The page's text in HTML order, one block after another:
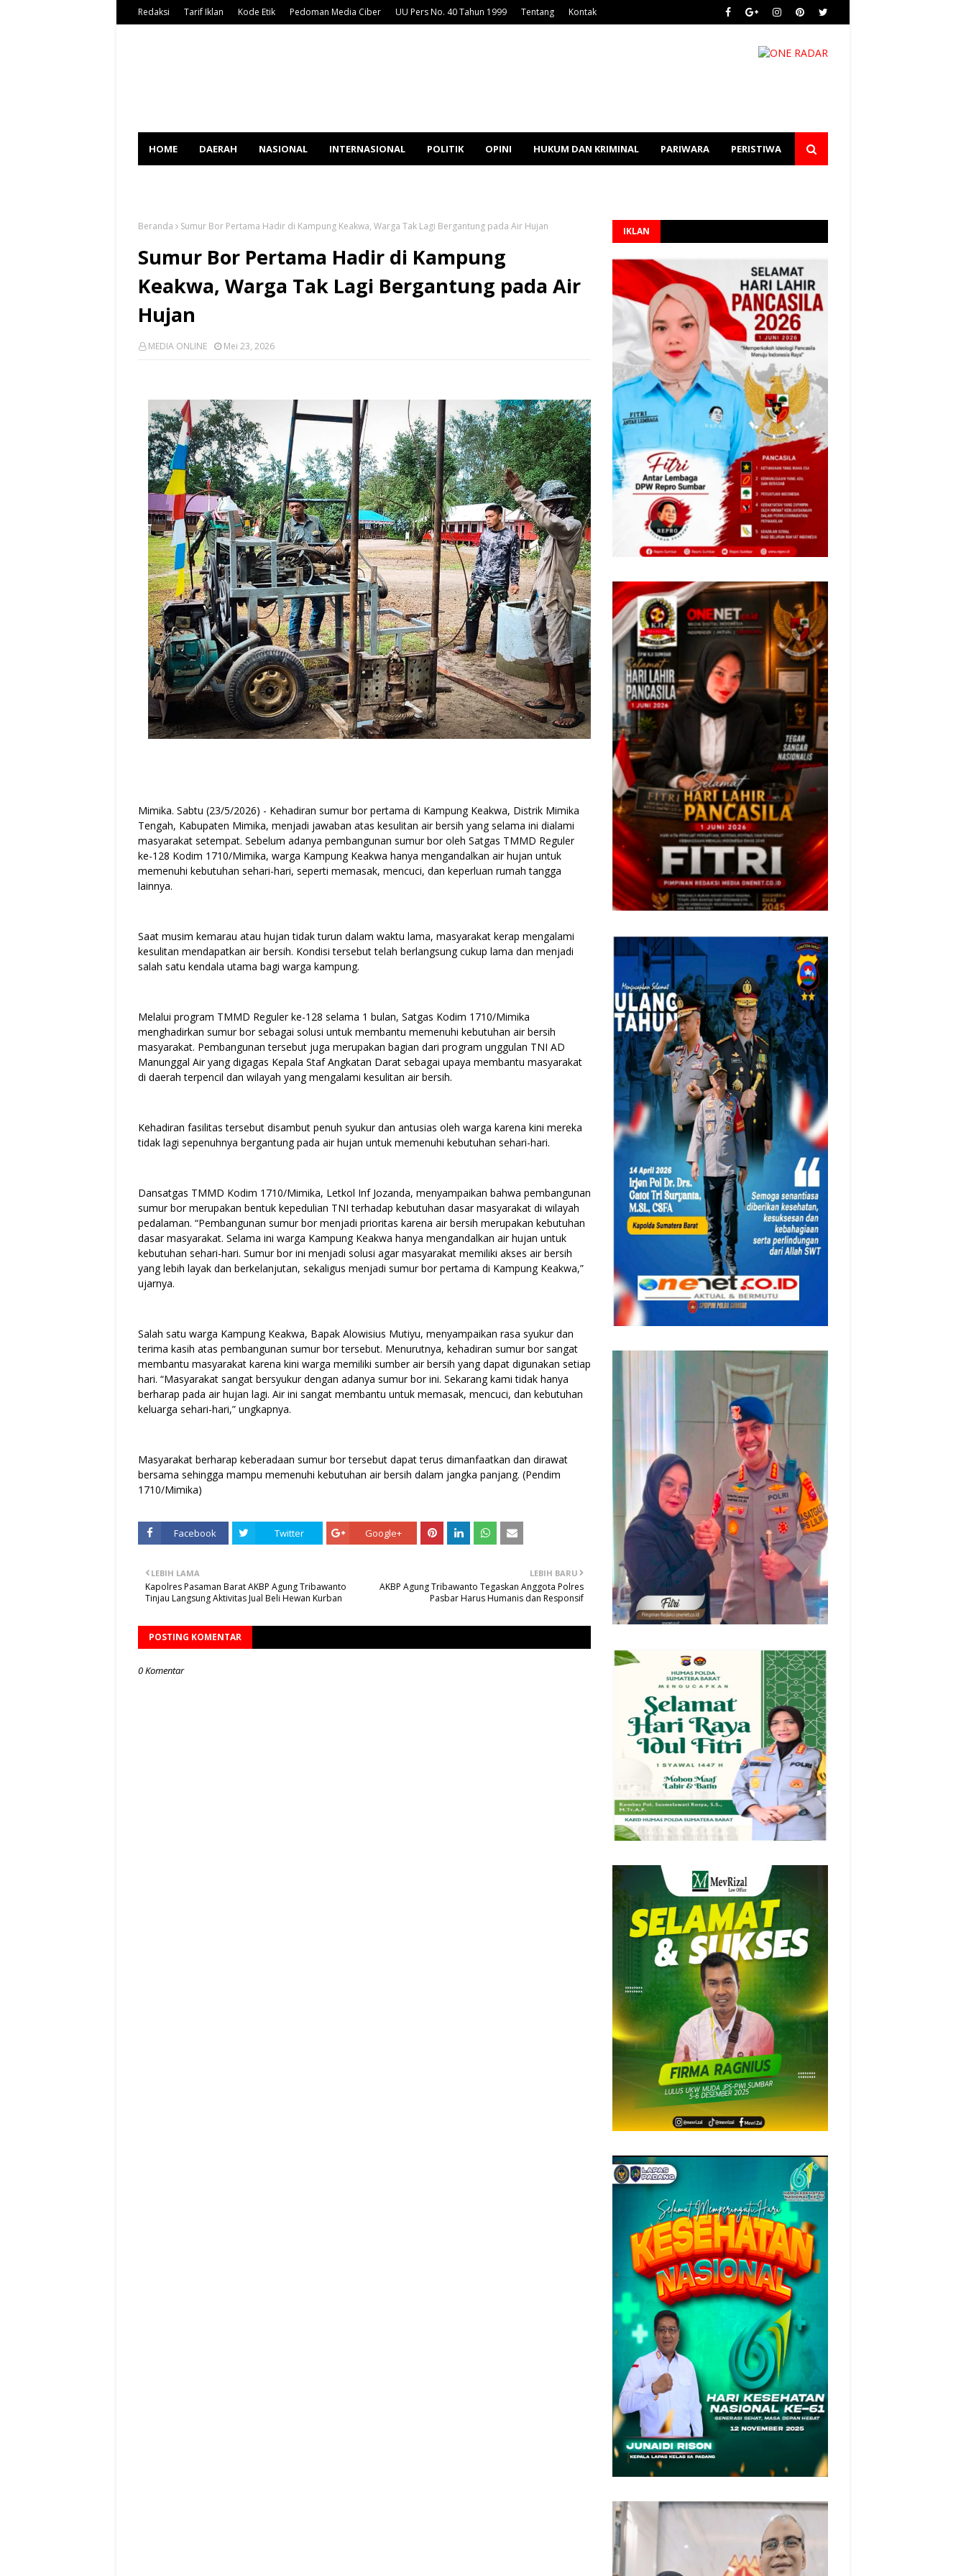
Redaksi Tarif Iklan Kode Etik Pedoman Media Ciber UU Pers No. 40 Tahun 1999 Tentang Kontak
HOME DAERAH NASIONAL INTERNASIONAL POLITIK OPINI HUKUM DAN KRIMINAL PARIWARA PERISTIWA
Beranda Sumur Bor Pertama Hadir di Kampung Keakwa, Warga Tak Lagi Bergantung pada Air Hujan
Sumur Bor Pertama Hadir di Kampung
Keakwa, Warga Tak Lagi Bergantung pada Air
Hujan
MEDIA ONLINE Mei 23, 2026
Mimika. Sabtu (23/5/2026) - Kehadiran sumur bor pertama di Kampung Keakwa, Distrik Mimika
Tengah, Kabupaten Mimika, menjadi jawaban atas kesulitan air bersih yang selama ini dialami
masyarakat setempat. Sebelum adanya pembangunan sumur bor oleh Satgas TMMD Reguler
ke-128 Kodim 1710/Mimika, warga Kampung Keakwa hanya mengandalkan air hujan untuk
memenuhi kebutuhan sehari-hari, seperti memasak, mencuci, dan keperluan rumah tangga
lainnya.
Saat musim kemarau atau hujan tidak turun dalam waktu lama, masyarakat kerap mengalami
kesulitan mendapatkan air bersih. Kondisi tersebut telah berlangsung cukup lama dan menjadi
salah satu kendala utama bagi warga kampung.
Melalui program TMMD Reguler ke-128 selama 1 bulan, Satgas Kodim 1710/Mimika
menghadirkan sumur bor sebagai solusi untuk membantu memenuhi kebutuhan air bersih
masyarakat. Pembangunan tersebut juga merupakan bagian dari program unggulan TNI AD
Manunggal Air yang digagas Kepala Staf Angkatan Darat sebagai upaya membantu masyarakat
di daerah terpencil dan wilayah yang mengalami kesulitan air bersih.
Kehadiran fasilitas tersebut disambut penuh syukur dan antusias oleh warga karena kini mereka
tidak lagi sepenuhnya bergantung pada air hujan untuk memenuhi kebutuhan sehari-hari.
Dansatgas TMMD Kodim 1710/Mimika, Letkol Inf Jozanda, menyampaikan bahwa pembangunan
sumur bor merupakan bentuk kepedulian TNI terhadap kebutuhan dasar masyarakat di wilayah
pedalaman. “Pembangunan sumur bor menjadi prioritas karena air bersih merupakan kebutuhan
dasar masyarakat. Selama ini warga Kampung Keakwa hanya mengandalkan air hujan untuk
kebutuhan sehari-hari. Sumur bor ini menjadi solusi agar masyarakat memiliki akses air bersih
yang lebih layak dan berkelanjutan, sekaligus menjadi sumur bor pertama di Kampung Keakwa,”
ujarnya.
Salah satu warga Kampung Keakwa, Bapak Alowisius Mutiyu, menyampaikan rasa syukur dan
terima kasih atas pembangunan sumur bor tersebut. Menurutnya, kehadiran sumur bor sangat
membantu masyarakat karena kini warga memiliki sumber air bersih yang dapat digunakan setiap
hari. “Masyarakat sangat bersyukur dengan adanya sumur bor ini. Sekarang kami tidak hanya
berharap pada air hujan lagi. Air ini sangat membantu untuk memasak, mencuci, dan kebutuhan
keluarga sehari-hari,” ungkapnya.
Masyarakat berharap keberadaan sumur bor tersebut dapat terus dimanfaatkan dan dirawat
bersama sehingga mampu memenuhi kebutuhan air bersih dalam jangka panjang. (Pendim
1710/Mimika)
Facebook Twitter Google+
LEBIH BARU
AKBP Agung Tribawanto Tegaskan Anggota Polres
Pasbar Harus Humanis dan Responsif
LEBIH LAMA
Kapolres Pasaman Barat AKBP Agung Tribawanto
Tinjau Langsung Aktivitas Jual Beli Hewan Kurban
POSTING KOMENTAR
0 Komentar
IKLAN